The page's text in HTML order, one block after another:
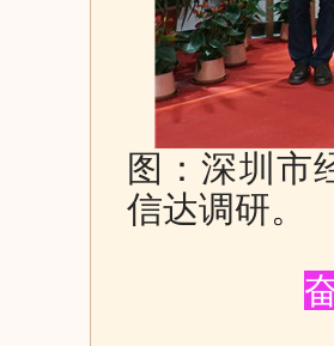
图：深圳市
信达调研。